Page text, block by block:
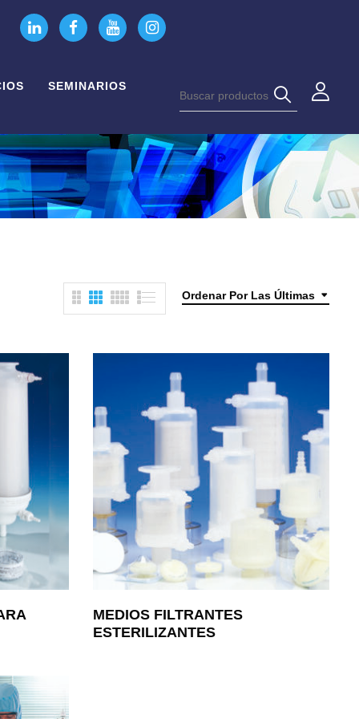
SEMINARIOS
Ordenar Por Las Últimas
MEDIOS FILTRANTES
ESTERILIZANTES